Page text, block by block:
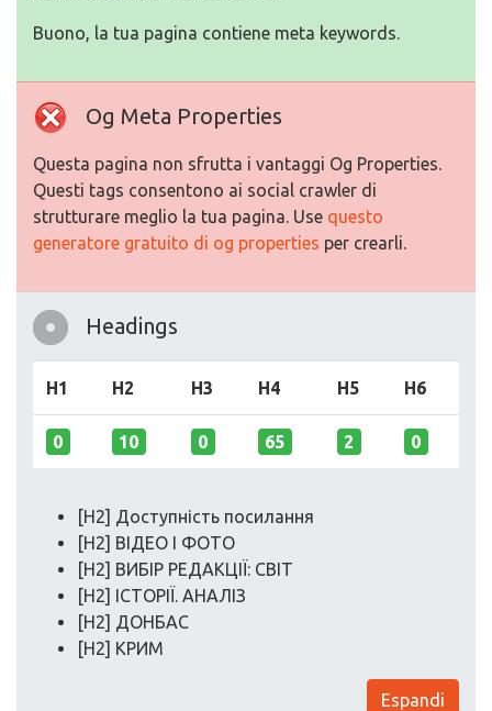
Buono, la tua pagina contiene meta keywords.
Og Meta Properties
Questa pagina non sfrutta i vantaggi Og Properties.
Questi tags consentono ai social crawler di
strutturare meglio la tua pagina. Use questo
generatore gratuito di og properties per crearli.
Headings
H1 H2 H3 H4 H5 H6
0 10 0 65 2 0
[H2] Доступність посилання
[H2] ВІДЕО І ФОТО
[H2] ВИБІР РЕДАКЦІЇ: СВІТ
[H2] ІСТОРІЇ. АНАЛІЗ
[H2] ДОНБАС
[H2] КРИМ
Espandi